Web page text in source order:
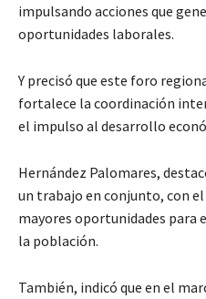
impulsando acciones que
oportunidades laborales.
Y precisó que este foro
fortalece la coordinación
el impulso al desarrollo
Hernández Palomares,
un trabajo en conjunto, con
mayores oportunidades para
la población.
También, indicó que en el